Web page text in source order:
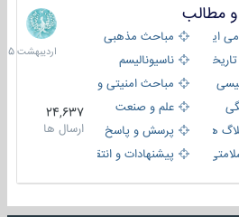
مباحث مذهبی
و مذهبیناسیونالیسم
مباحث امنیتی و اطلاعاتی
علم و صنعت
ها
پرسش و پاسخ
پیشنهادات و انتقادات
24,637
ارسال ها
8
1405